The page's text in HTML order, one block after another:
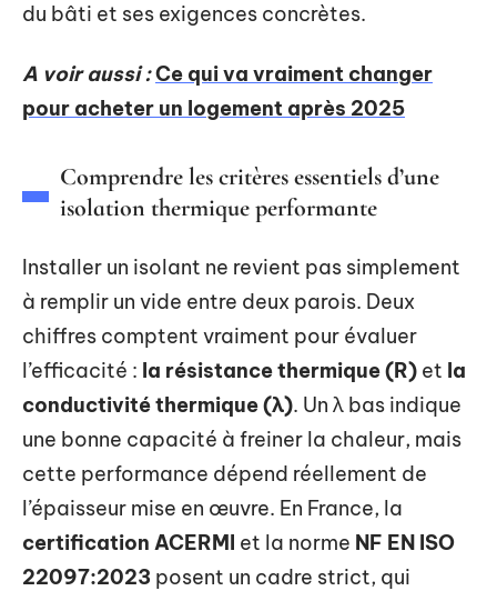
du bâti et ses exigences concrètes.
A voir aussi :Ce qui va vraiment changer
pour acheter un logement après 2025
Comprendre les critères essentiels d’une
isolation thermique performante
Installer un isolant ne revient pas simplement
à remplir un vide entre deux parois. Deux
chiffres comptent vraiment pour évaluer
l’efficacité : la résistance thermique (R) et la
conductivité thermique (λ). Un λ bas indique
une bonne capacité à freiner la chaleur, mais
cette performance dépend réellement de
l’épaisseur mise en œuvre. En France, la
certification ACERMI et la norme NF EN ISO
22097:2023 posent un cadre strict, qui